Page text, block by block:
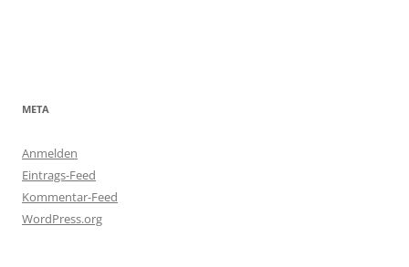
META
Anmelden
Eintrags-Feed
Kommentar-Feed
WordPress.org